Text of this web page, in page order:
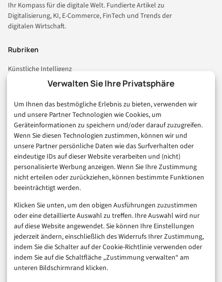
Verwalten Sie Ihre Privatsphäre
Um Ihnen das bestmögliche Erlebnis zu bieten, verwenden wir
und unsere Partner Technologien wie Cookies, um
Geräteinformationen zu speichern und/oder darauf zuzugreifen.
Wenn Sie diesen Technologien zustimmen, können wir und
unsere Partner persönliche Daten wie das Surfverhalten oder
eindeutige IDs auf dieser Website verarbeiten und (nicht)
personalisierte Werbung anzeigen. Wenn Sie Ihre Zustimmung
nicht erteilen oder zurückziehen, können bestimmte Funktionen
beeinträchtigt werden.
Klicken Sie unten, um den obigen Ausführungen zuzustimmen
oder eine detaillierte Auswahl zu treffen. Ihre Auswahl wird nur
auf diese Website angewendet. Sie können Ihre Einstellungen
jederzeit ändern, einschließlich des Widerrufs Ihrer Zustimmung,
indem Sie die Schalter auf der Cookie-Richtlinie verwenden oder
indem Sie auf die Schaltfläche „Zustimmung verwalten“ am
unteren Bildschirmrand klicken.
Ihr Kompass für die digitale Welt. Fundierte Artikel zu
Digitalisierung, KI, E-Commerce, FinTech und Trends der
digitalen Wirtschaft.
Rubriken
Künstliche Intelligenz
Technologie & IT
Consumer & Digital Life
Marketing
Finanzen & FinTech
Business & Karriere
Sicherheit & Recht
Digitalisierung
Marketing
Magazin
Unsere Redaktion
Werbeformate & Media Kit
Rechtliches